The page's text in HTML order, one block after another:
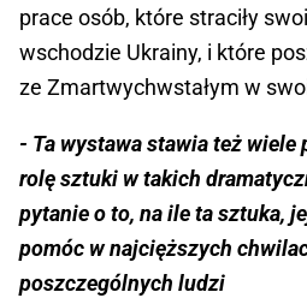
prace osób, które straciły
wschodzie Ukrainy, i które
ze Zmartwychwstałym w
- Ta wystawa stawia też wiele
rolę sztuki w takich
pytanie o to, na ile ta sztuka,
pomóc w najcięższych
poszczególnych ludzi